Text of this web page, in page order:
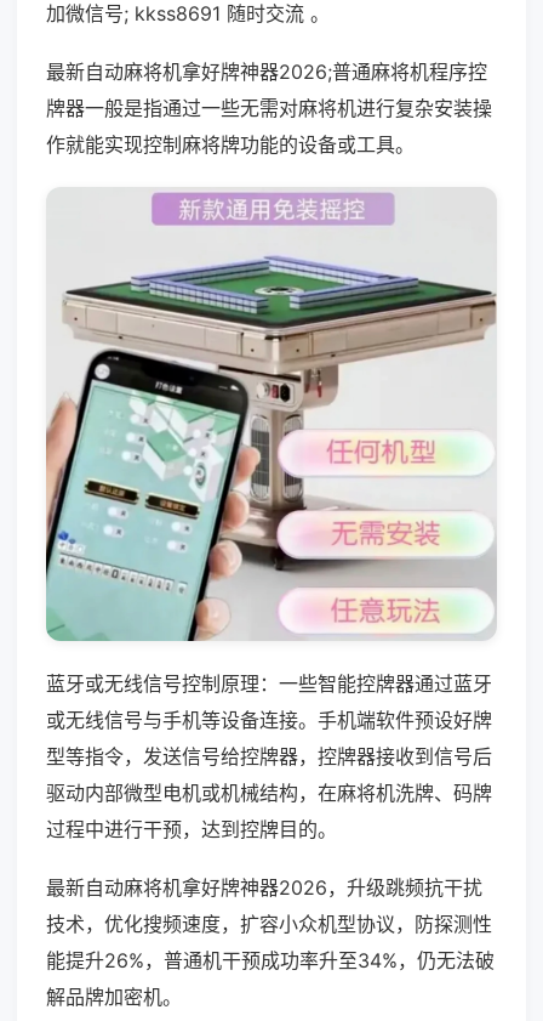
加微信号; kkss8691 随时交流 。
最新自动麻将机拿好牌神器2026;普通麻将机程序控
牌器一般是指通过一些无需对麻将机进行复杂安装操
作就能实现控制麻将牌功能的设备或工具。
蓝牙或无线信号控制原理：一些智能控牌器通过蓝牙
或无线信号与手机等设备连接。手机端软件预设好牌
型等指令，发送信号给控牌器，控牌器接收到信号后
驱动内部微型电机或机械结构，在麻将机洗牌、码牌
过程中进行干预，达到控牌目的。
最新自动麻将机拿好牌神器2026，升级跳频抗干扰
技术，优化搜频速度，扩容小众机型协议，防探测性
能提升26%，普通机干预成功率升至34%，仍无法破
解品牌加密机。